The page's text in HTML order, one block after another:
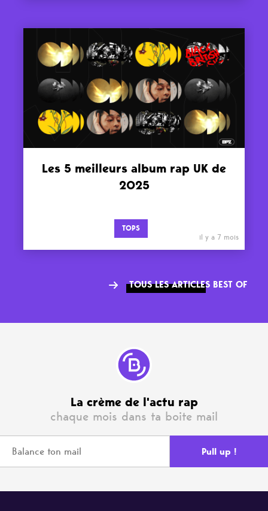
Les 5 meilleurs album rap UK de
2025
TOPS
il y a 7 mois
TOUS LES ARTICLES BEST OF
La crème de l'actu rap
chaque mois dans ta boite mail